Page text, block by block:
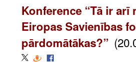
Konference “Tā ir
Eiropas Savienības
pārdomātākas?”